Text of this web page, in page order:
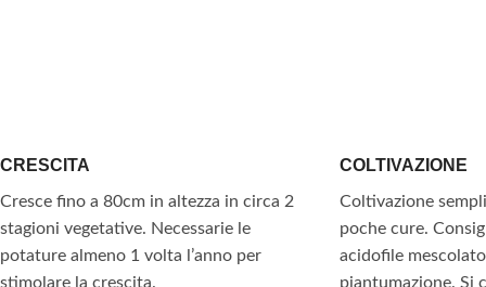
CRESCITA
Cresce fino a 80cm in altezza in circa 2
stagioni vegetative. Necessarie le
potature almeno 1 volta l’anno per
stimolare la crescita.
COLTIVAZIONE
Coltivazione
poche cure.
acidofile
piantumazione. Si